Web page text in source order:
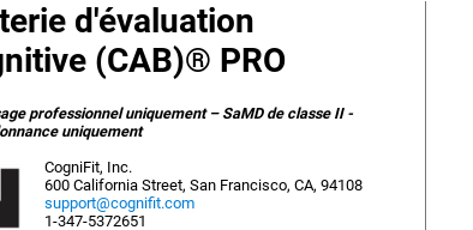
d'évaluation
(CAB)® PRO
professionnel uniquement – SaMD de classe II -
uniquement
CogniFit, Inc.
600 California Street, San Francisco, CA, 94108
support@cognifit.com
1-347-5372651